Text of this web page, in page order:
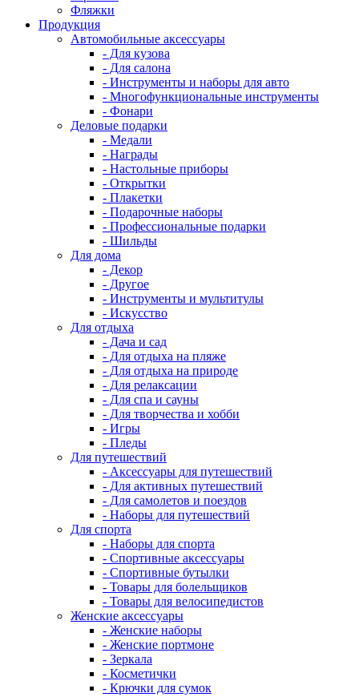
Фляжки
Продукция
Автомобильные аксессуары
- Для кузова
- Для салона
- Инструменты и наборы для авто
- Многофункциональные инструменты
- Фонари
Деловые подарки
- Медали
- Награды
- Настольные приборы
- Открытки
- Плакетки
- Подарочные наборы
- Профессиональные подарки
- Шильды
Для дома
- Декор
- Другое
- Инструменты и мультитулы
- Искусство
Для отдыха
- Дача и сад
- Для отдыха на пляже
- Для отдыха на природе
- Для релаксации
- Для спа и сауны
- Для творчества и хобби
- Игры
- Пледы
Для путешествий
- Аксессуары для путешествий
- Для активных путешествий
- Для самолетов и поездов
- Наборы для путешествий
Для спорта
- Наборы для спорта
- Спортивные аксессуары
- Спортивные бутылки
- Товары для болельщиков
- Товары для велосипедистов
Женские аксессуары
- Женские наборы
- Женские портмоне
- Зеркала
- Косметички
- Крючки для сумок